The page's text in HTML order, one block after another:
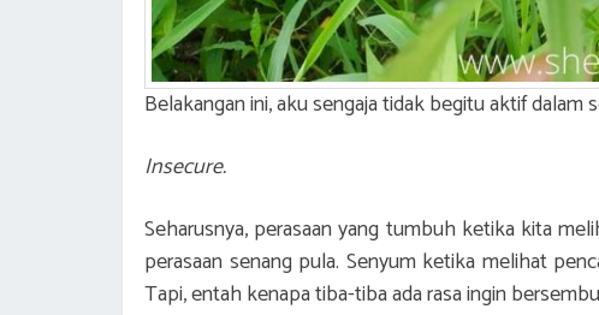
Belakangan ini, aku sengaja tidak begitu aktif dalam
Insecure.
Seharusnya, perasaan yang tumbuh ketika kita
perasaan senang pula. Senyum ketika melihat
Tapi, entah kenapa tiba-tiba ada rasa ingin